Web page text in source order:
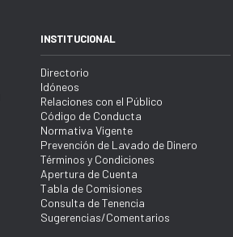
INSTITUCIONAL
Directorio
Idóneos
Relaciones con el Público
Código de Conducta
Normativa Vigente
Prevención de Lavado de Dinero
Términos y Condiciones
Apertura de Cuenta
Tabla de Comisiones
Consulta de Tenencia
Sugerencias/Comentarios